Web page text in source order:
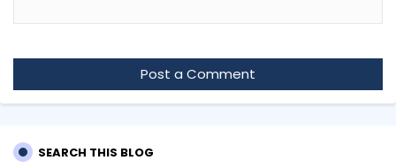
Post a Comment
SEARCH THIS BLOG